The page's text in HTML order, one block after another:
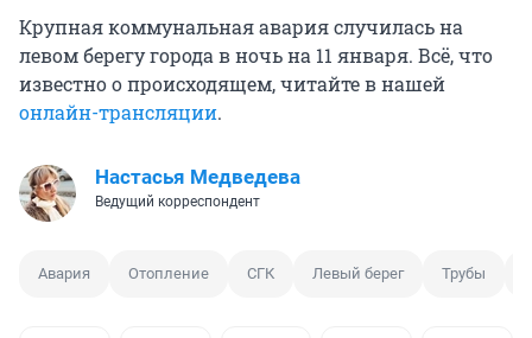
Крупная коммунальная авария случилась на
левом берегу города в ночь на 11 января. Всё, что
известно о происходящем, читайте в нашей
онлайн-трансляции.
Настасья Медведева
Ведущий корреспондент
Авария Отопление СГК Левый берег Трубы